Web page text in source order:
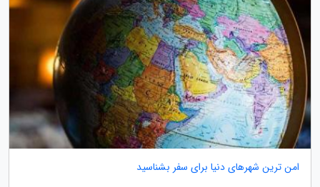
امن ترین شهرهای دنیا برای سفر بشناسید